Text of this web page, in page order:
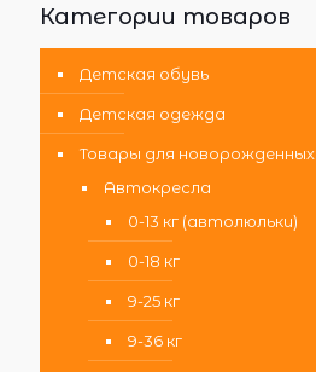
Категории товаров
Детская обувь
Детская одежда
Товары для новорожденных
Автокресла
0-13 кг (автолюльки)
0-18 кг
9-25 кг
9-36 кг